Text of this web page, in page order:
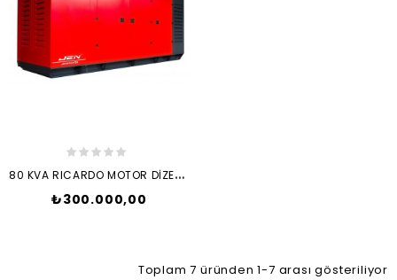
8
0 KVA RICARDO MOTOR DİZEL JENERATÖR SET + ATS
₺300.000,00
Toplam 7 üründen 1-7 arası gösteriliyor